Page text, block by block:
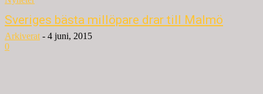
Sveriges bästa millöpare drar till Malmö
Arkiverat - 4 juni, 2015
0